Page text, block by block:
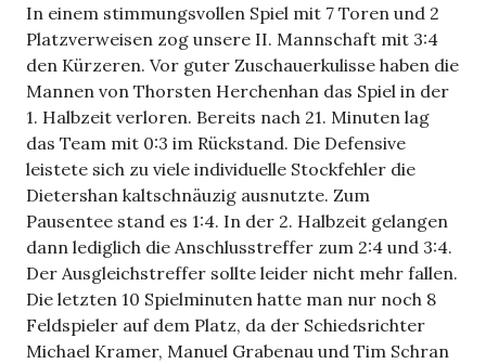
In einem stimmungsvollen Spiel mit 7 Toren und 2
Platzverweisen zog unsere II. Mannschaft mit 3:4
den Kürzeren. Vor guter Zuschauerkulisse haben die
Mannen von Thorsten Herchenhan das Spiel in der
1. Halbzeit verloren. Bereits nach 21. Minuten lag
das Team mit 0:3 im Rückstand. Die Defensive
leistete sich zu viele individuelle Stockfehler die
Dietershan kaltschnäuzig ausnutzte. Zum
Pausentee stand es 1:4. In der 2. Halbzeit gelangen
dann lediglich die Anschlusstreffer zum 2:4 und 3:4.
Der Ausgleichstreffer sollte leider nicht mehr fallen.
Die letzten 10 Spielminuten hatte man nur noch 8
Feldspieler auf dem Platz, da der Schiedsrichter
Michael Kramer, Manuel Grabenau und Tim Schran